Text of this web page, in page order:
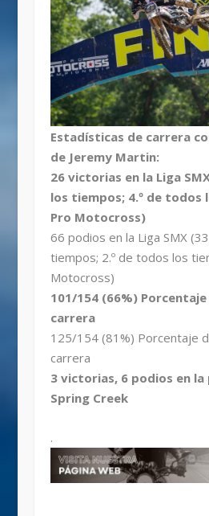
Estadísticas de carrera
de Jeremy Martin:
26 victorias en la Liga
los tiempos; 4.º de todos
Pro Motocross)
66 podios en la Liga SMX
tiempos; 2.º de todos los
Motocross)
101/154 (66%)
carrera
125/154 (81%) Porcentaje
carrera
3 victorias, 6 podios en
Spring Creek
.